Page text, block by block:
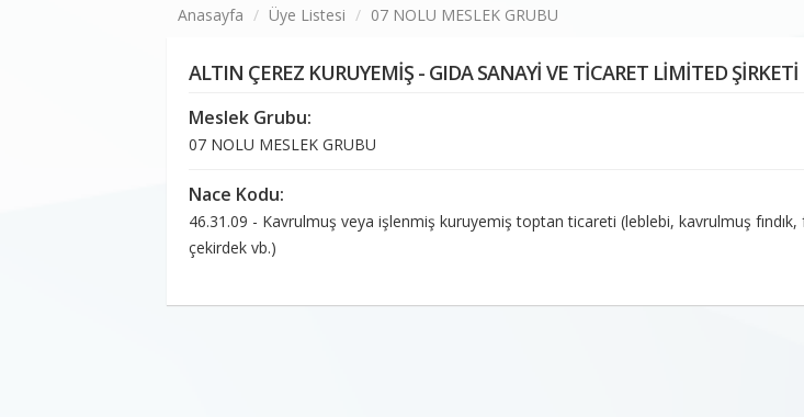
Anasayfa Üye Listesi 07 NOLU MESLEK GRUBU
ALTIN ÇEREZ KURUYEMİŞ - GIDA SANAYİ VE TİCARET LİMİTED ŞİRKETİ
Meslek Grubu:
07 NOLU MESLEK GRUBU
Nace Kodu:
46.31.09 - Kavrulmuş veya işlenmiş kuruyemiş toptan ticareti (leblebi, kavrulmuş fındık,
çekirdek vb.)